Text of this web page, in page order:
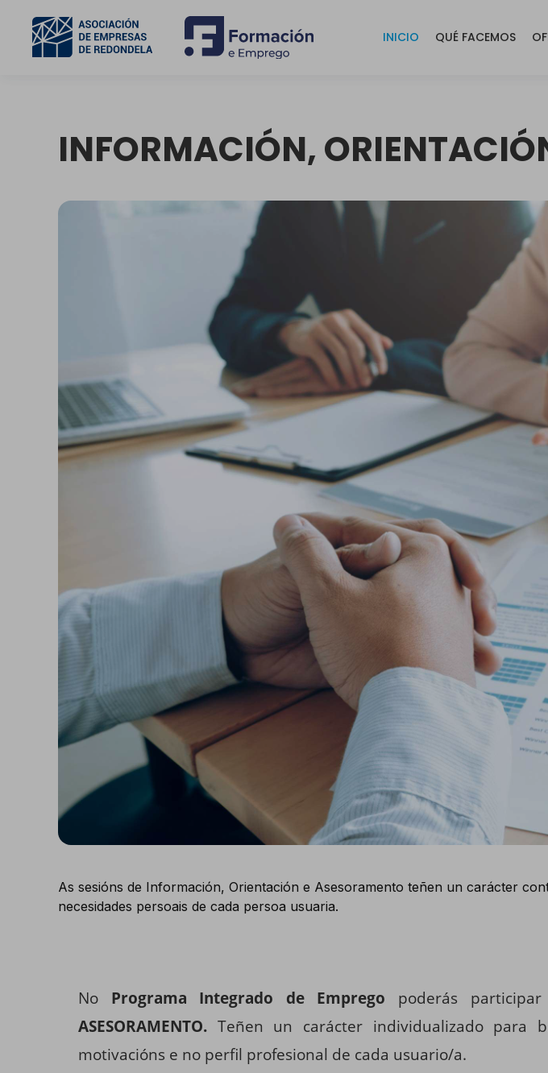
INICIO QUÉ FACEMOS
INFORMACIÓN,
As sesións de Información, Orientación e Asesoramento teñen un carácter
necesidades persoais de cada persoa usuaria.
No Programa Integrado de Emprego poderás
ASESORAMENTO. Teñen un carácter individualizado para
motivacións e no perfil profesional de cada usuario/a.